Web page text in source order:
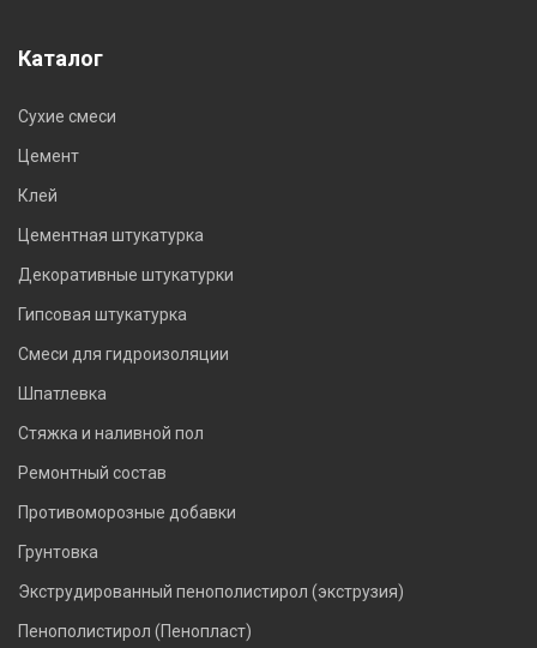
Каталог
Сухие смеси
Цемент
Клей
Цементная штукатурка
Декоративные штукатурки
Гипсовая штукатурка
Смеси для гидроизоляции
Шпатлевка
Стяжка и наливной пол
Ремонтный состав
Противоморозные добавки
Грунтовка
Экструдированный пенополистирол (экструзия)
Пенополистирол (Пенопласт)